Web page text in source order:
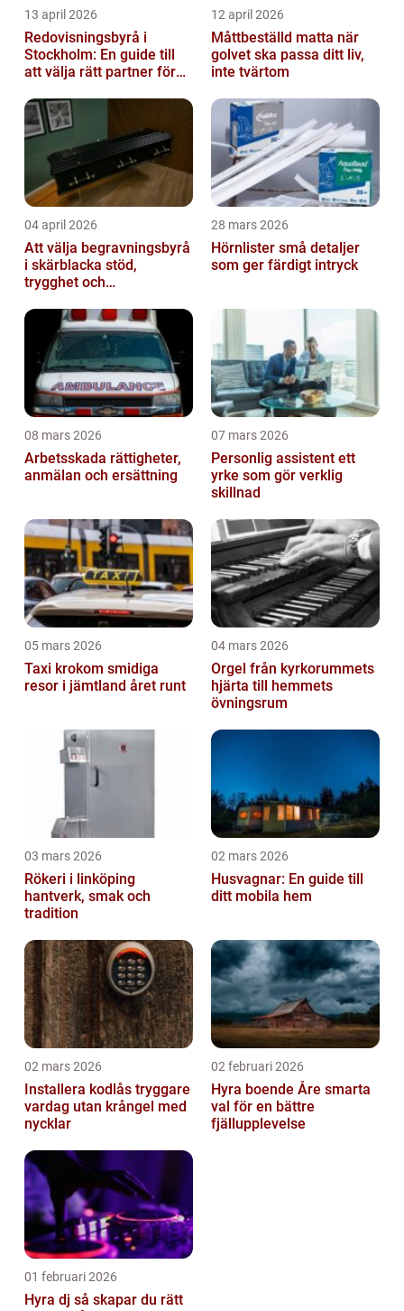
13 april 2026
Redovisningsbyrå i
Stockholm: En guide till
att välja rätt partner för
12 april 2026
Måttbeställd matta när
golvet ska passa ditt liv,
inte tvärtom
04 april 2026
Att välja begravningsbyrå
i skärblacka stöd,
trygghet och
28 mars 2026
Hörnlister små detaljer
som ger färdigt intryck
08 mars 2026
Arbetsskada rättigheter,
anmälan och ersättning
07 mars 2026
Personlig assistent ett
yrke som gör verklig
skillnad
05 mars 2026
Taxi krokom smidiga
resor i jämtland året runt
04 mars 2026
Orgel från kyrkorummets
hjärta till hemmets
övningsrum
03 mars 2026
Rökeri i linköping
hantverk, smak och
tradition
02 mars 2026
Husvagnar: En guide till
ditt mobila hem
02 mars 2026
Installera kodlås tryggare
vardag utan krångel med
nycklar
02 februari 2026
Hyra boende Åre smarta
val för en bättre
fjällupplevelse
01 februari 2026
Hyra dj så skapar du rätt